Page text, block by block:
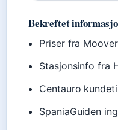
Bekreftet
Priser fra
Stasjonsinfo fra
Centauro
SpaniaGuiden